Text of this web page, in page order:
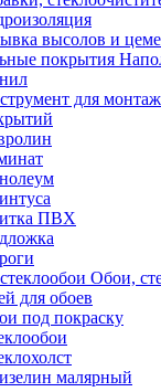
высолов и
для
ПВХ
Обои,
для обоев
под покраску
малярный